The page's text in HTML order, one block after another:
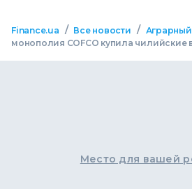
Finance.ua / Все новости /
монополия COFCO купила чилийские
Место для вашей